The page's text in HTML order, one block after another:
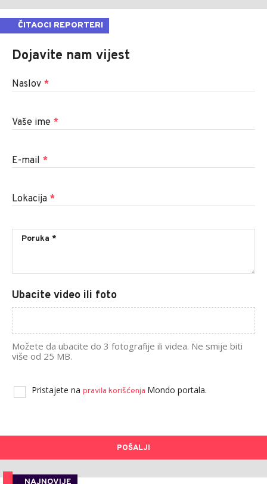
ČITAOCI REPORTERI
Dojavite nam vijest
Naslov *
Vaše ime *
E-mail *
Lokacija *
Ubacite video ili foto
Možete da ubacite do 3 fotografije ili videa. Ne smije biti
više od 25 MB.
Pristajete na pravila korišćenja Mondo portala.
POŠALJI
NAJNOVIJE